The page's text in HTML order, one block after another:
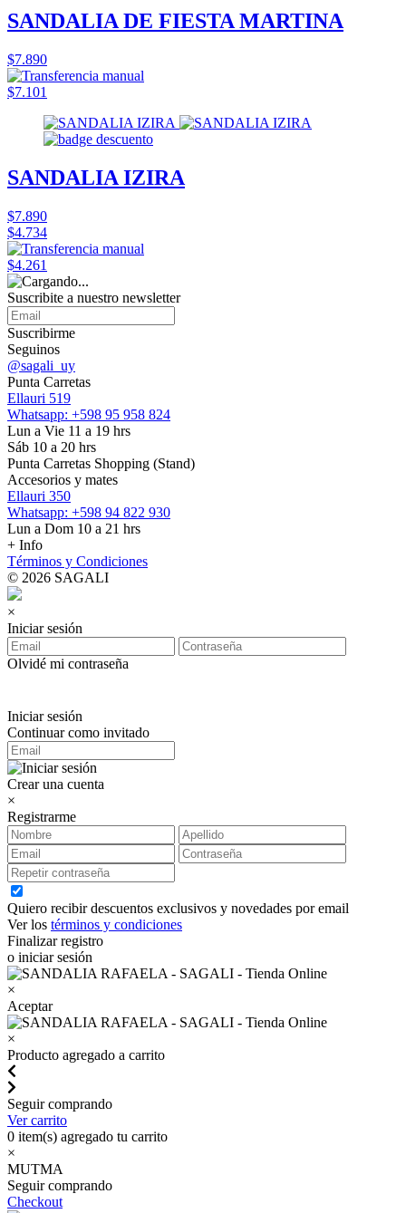
SANDALIA DE FIESTA MARTINA
$7.890
$7.101
SANDALIA IZIRA
$7.890
$4.734
$4.261
Suscribite a nuestro newsletter
Suscribirme
Seguinos
@sagali_uy
Punta Carretas
Ellauri 519
Whatsapp: +598 95 958 824
Lun a Vie 11 a 19 hrs
Sáb 10 a 20 hrs
Punta Carretas Shopping (Stand)
Accesorios y mates
Ellauri 350
Whatsapp: +598 94 822 930
Lun a Dom 10 a 21 hrs
+ Info
Términos y Condiciones
© 2026 SAGALI
×
Iniciar sesión
Olvidé mi contraseña
Iniciar sesión
Continuar como invitado
Crear una cuenta
×
Registrarme
Quiero recibir descuentos exclusivos y novedades por email
Ver los términos y condiciones
Finalizar registro
o iniciar sesión
×
Aceptar
×
Producto agregado a carrito
Seguir comprando
Ver carrito
0 item(s) agregado tu carrito
×
MUTMA
Seguir comprando
Checkout